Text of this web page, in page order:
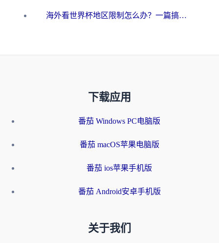
海外看世界杯地区限制怎么办？一篇搞定咪咕视频播放+国内资源无缝访问指南
下载应用
番茄 Windows PC电脑版
番茄 macOS苹果电脑版
番茄 ios苹果手机版
番茄 Android安卓手机版
关于我们